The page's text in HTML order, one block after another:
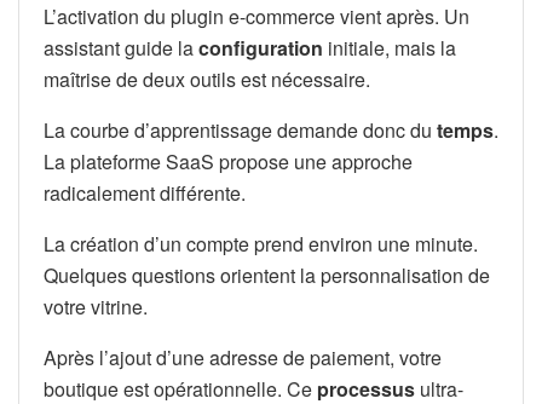
L’activation du plugin e-commerce vient après. Un
assistant guide laconfiguration initiale, mais la
maîtrise de deux outils est nécessaire.
La courbe d’apprentissage demande donc du temps.
La plateforme SaaS propose une approche
radicalement différente.
La création d’un compte prend environ une minute.
Quelques questions orientent la personnalisation de
votre vitrine.
Après l’ajout d’une adresse de paiement, votre
boutique est opérationnelle. Ce processus ultra-